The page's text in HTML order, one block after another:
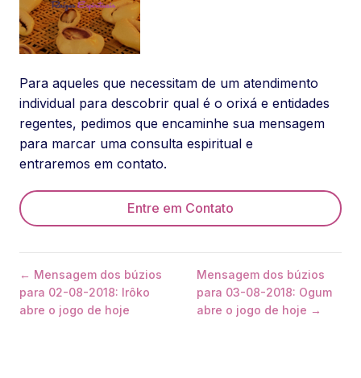
Para aqueles que necessitam de um atendimento
individual para descobrir qual é o orixá e entidades
regentes, pedimos que encaminhe sua mensagem
para marcar uma consulta espiritual e
entraremos em contato.
Entre em Contato
← Mensagem dos búzios
para 02-08-2018: Irôko
abre o jogo de hoje
Mensagem dos búzios
para 03-08-2018: Ogum
abre o jogo de hoje →